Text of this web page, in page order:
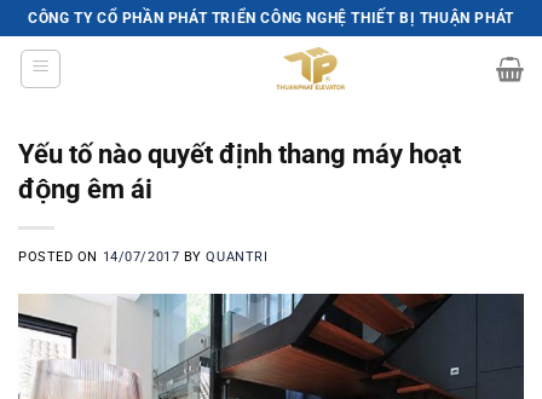
Skip
to
content
CÔNG TY CỔ PHẦN PHÁT TRIỂN CÔNG NGHỆ THIẾT BỊ THUẬN PHÁT
Yếu tố nào quyết định thang máy hoạt
động êm ái
POSTED ON 14/07/2017 BYQUANTRI